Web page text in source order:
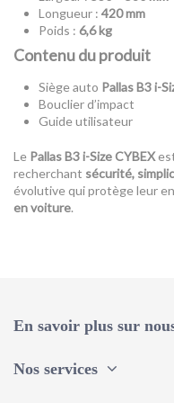
Longueur : 420 mm
Poids : 6,6 kg
Contenu du produit
Siège auto Pallas B3 i-
Bouclier d’impact
Guide utilisateur
Le Pallas B3 i-Size CYBEX
recherchant sécurité,
évolutive qui protège leur
en voiture.
En savoir plus sur
Nos services